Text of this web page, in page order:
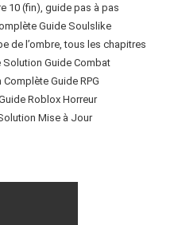
10 (fin), guide pas à pas
Guide Soulslike
de l’ombre, tous les chapitres
Solution Guide Combat
Guide RPG
Roblox Horreur
Mise à Jour